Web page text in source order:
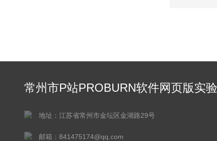
常州市P站PROBURN软件网页版实验
地址：江苏省常州市金坛区金湖路29号
邮箱：841475174@qq.com